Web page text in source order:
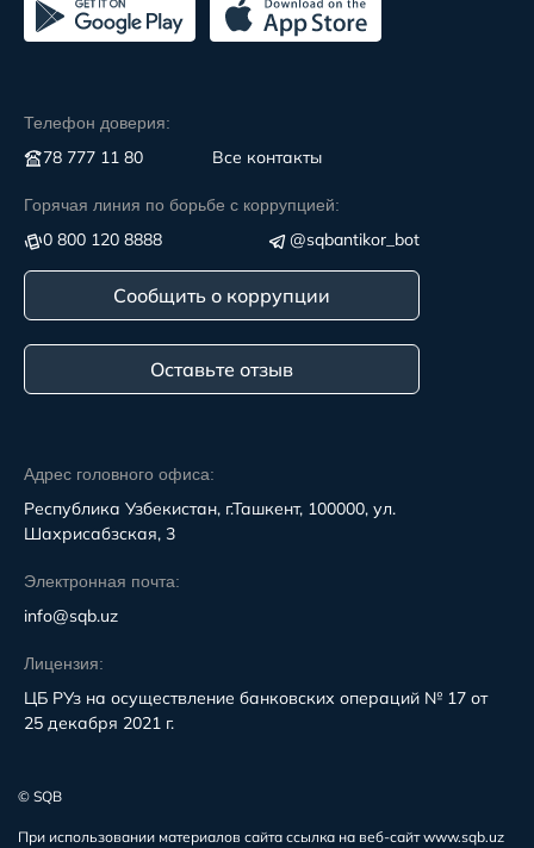
Адрес головного офиса:
Республика Узбекистан, г.Ташкент, 100000, ул.
Шахрисабзская, 3
Электронная почта:
info@sqb.uz
Лицензия:
ЦБ РУз на осуществление банковских операций № 17 от
25 декабря 2021 г.
Телефон доверия:
78 777 11 80 Все контакты
Горячая линия по борьбе с коррупцией:
0 800 120 8888 @sqbantikor_bot
Сообщить о коррупции
Оставьте отзыв
© SQB
При использовании материалов сайта ссылка на веб-сайт www.sqb.uz